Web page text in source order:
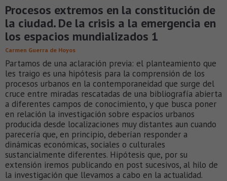
Procesos extremos en la constitución de
la ciudad. De la crisis a la emergencia en
los espacios mundializados 1
Carmen Guerra de Hoyos
Partamos de una aclaración previa: el planteamiento que
les traigo es una hipótesis para la comprensión de los
procesos urbanos en la contemporaneidad que surge del
cruce entre miradas rescatadas de una bibliografía abierta
a diferentes campos de conocimiento, y que busca poner
en relación la investigación sobre espacios urbanos
producida desde localizaciones muy distantes aun cuando
parecería que, en principio, deberían responder a
dinámicas económicas, sociales o culturales
sustancialmente diferentes. Hipótesis que, por su
extensión iremos publicando en post sucesivos, al hilo de
la investigación que llevamos a cabo en la actualidad.